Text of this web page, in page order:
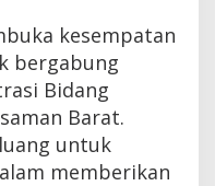
kesempatan
bergabung
Bidang
Barat.
untuk
memberikan